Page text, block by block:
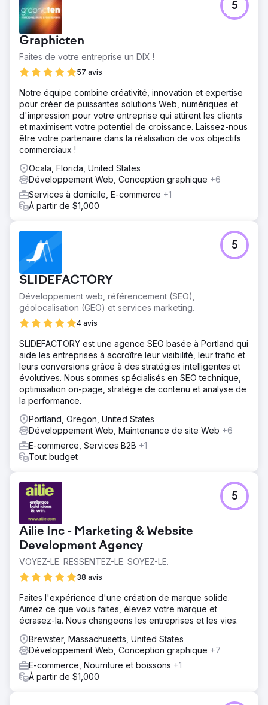
Graphicten
Faites de votre entreprise un DIX !
57 avis
5
Notre équipe combine créativité, innovation et expertise
pour créer de puissantes solutions Web, numériques et
d'impression pour votre entreprise qui attirent les clients
et maximisent votre potentiel de croissance. Laissez-nous
être votre partenaire dans la réalisation de vos objectifs
commerciaux !
Ocala, Florida, United States
Développement Web, Conception graphique +6
Services à domicile, E-commerce +1
À partir de $1,000
SLIDEFACTORY
Développement web, référencement (SEO),
géolocalisation (GEO) et services marketing.
4 avis
5
SLIDEFACTORY est une agence SEO basée à Portland qui
aide les entreprises à accroître leur visibilité, leur trafic et
leurs conversions grâce à des stratégies intelligentes et
évolutives. Nous sommes spécialisés en SEO technique,
optimisation on-page, stratégie de contenu et analyse de
la performance.
Portland, Oregon, United States
Développement Web, Maintenance de site Web +6
E-commerce, Services B2B +1
Tout budget
Ailie Inc - Marketing & Website
Development Agency
VOYEZ-LE. RESSENTEZ-LE. SOYEZ-LE.
38 avis
5
Faites l'expérience d'une création de marque solide.
Aimez ce que vous faites, élevez votre marque et
écrasez-la. Nous changeons les entreprises et les vies.
Brewster, Massachusetts, United States
Développement Web, Conception graphique +7
E-commerce, Nourriture et boissons +1
À partir de $1,000